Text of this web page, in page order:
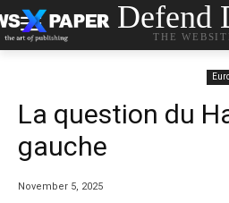
Defend
THE
La question du
gauche
November 5, 2025